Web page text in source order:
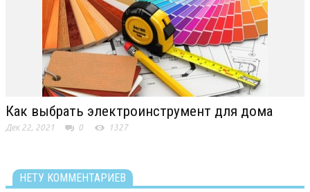
Как выбрать электроинструмент для дома
Дек 22, 2021 0 1327
НЕТУ КОММЕНТАРИЕВ